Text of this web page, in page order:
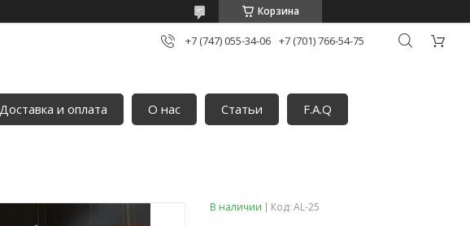
Корзина
+7 (747) 055-34-06 +7 (701) 766-54-75
Доставка и оплата О нас Статьи F.A.Q
В наличии Код: AL-25